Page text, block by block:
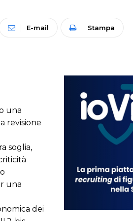
E-mail Stampa
una
revisione
soglia,
una
dei